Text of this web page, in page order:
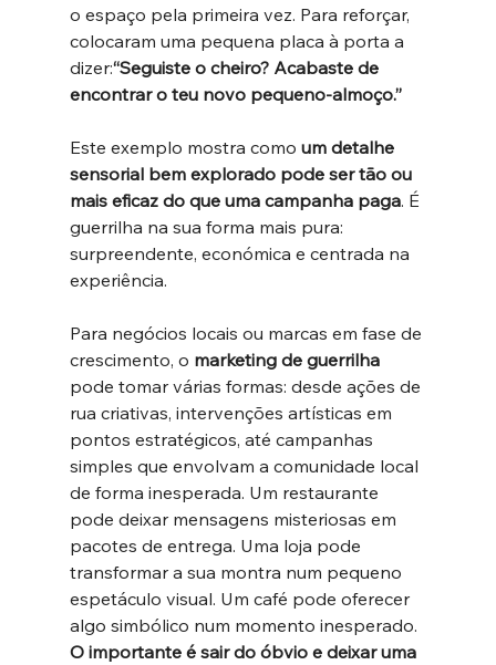
o espaço pela primeira vez. Para reforçar,
colocaram uma pequena placa à porta a
dizer:“Seguiste o cheiro? Acabaste de
encontrar o teu novo pequeno-almoço.”
Este exemplo mostra como um detalhe
sensorial bem explorado pode ser tão ou
mais eficaz do que uma campanha paga. É
guerrilha na sua forma mais pura:
surpreendente, económica e centrada na
experiência.
Para negócios locais ou marcas em fase de
crescimento, o marketing de guerrilha
pode tomar várias formas: desde ações de
rua criativas, intervenções artísticas em
pontos estratégicos, até campanhas
simples que envolvam a comunidade local
de forma inesperada. Um restaurante
pode deixar mensagens misteriosas em
pacotes de entrega. Uma loja pode
transformar a sua montra num pequeno
espetáculo visual. Um café pode oferecer
algo simbólico num momento inesperado.
O importante é sair do óbvio e deixar uma